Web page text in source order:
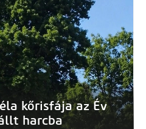
kőrisfája az Év
harcba